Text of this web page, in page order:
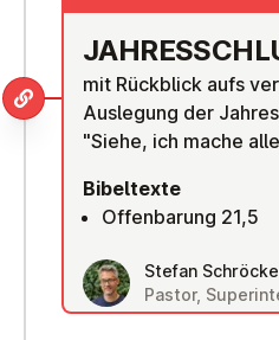
mit Rückblick aufs
Auslegung der
"Siehe, ich mache
Bibeltexte
Offenbarung 21,5
Stefan
Pastor,